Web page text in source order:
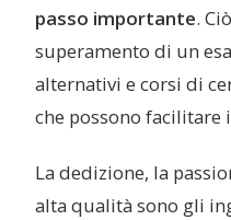
passo importante.
superamento di un
alternativi e corsi di
che possono facilitare
La dedizione, la
alta qualità sono gli